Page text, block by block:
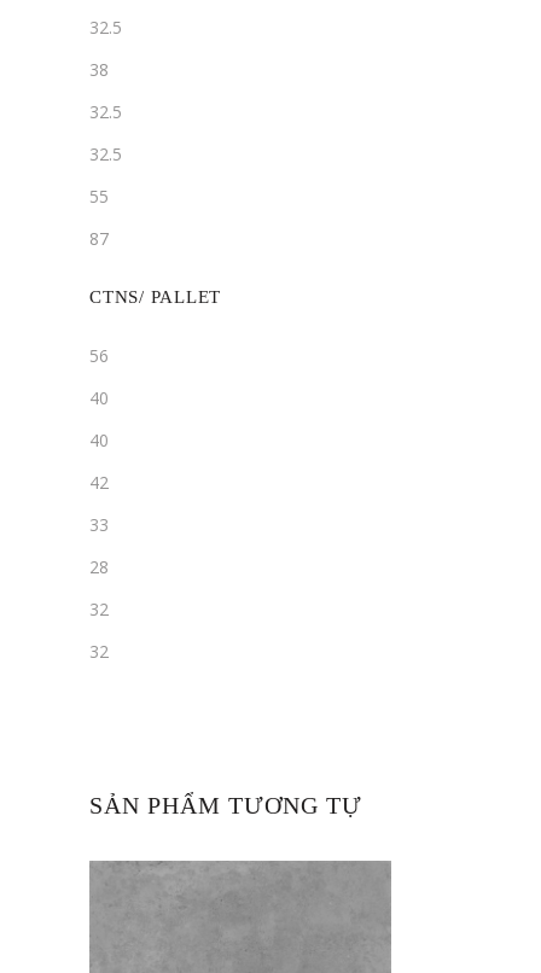
32.5
38
32.5
32.5
55
87
CTNS/ PALLET
56
40
40
42
33
28
32
32
SẢN PHẨM TƯƠNG TỰ